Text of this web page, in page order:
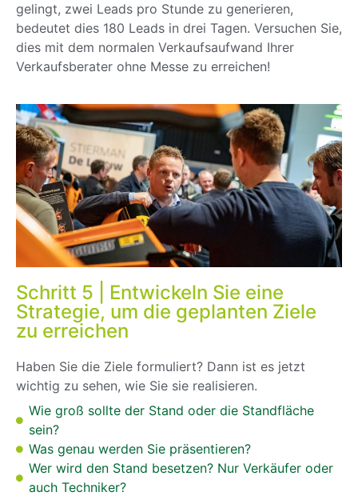
gelingt, zwei Leads pro Stunde zu generieren,
bedeutet dies 180 Leads in drei Tagen. Versuchen Sie,
dies mit dem normalen Verkaufsaufwand Ihrer
Verkaufsberater ohne Messe zu erreichen!
Schritt 5 | Entwickeln Sie eine
Strategie, um die geplanten Ziele
zu erreichen
Haben Sie die Ziele formuliert? Dann ist es jetzt
wichtig zu sehen, wie Sie sie realisieren.
Wie groß sollte der Stand oder die Standfläche
sein?
Was genau werden Sie präsentieren?
Wer wird den Stand besetzen? Nur Verkäufer oder
auch Techniker?